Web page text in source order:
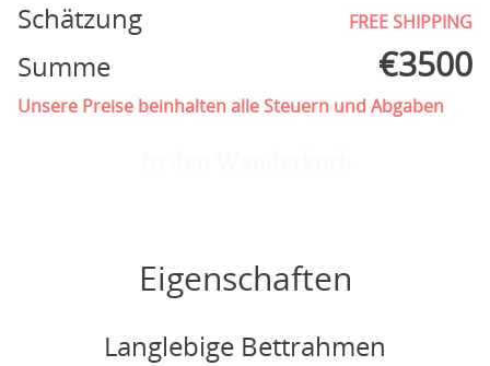
Schätzung FREE SHIPPING
Summe €3500
Unsere Preise beinhalten alle Steuern und Abgaben
Eigenschaften
Langlebige Bettrahmen